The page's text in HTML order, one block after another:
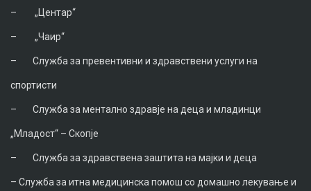
– „Центар“
– „Чаир“
– Служба за превентивни и здравствени услуги на
спортисти
– Служба за ментално здравје на деца и младинци
„Младост“ – Скопје
– Служба за здравствена заштита на мајки и деца
– Служба за итна медицинска помош со домашно лекување и